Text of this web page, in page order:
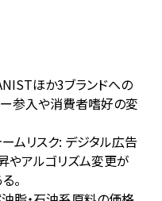
ほか3ブランドへの
参入や消費者嗜好の変
ムリスク: デジタル広告
やアルゴリズム変更が
。